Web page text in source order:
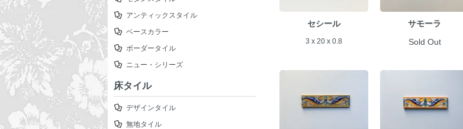
セシール
3 x 20 x 0.8
サモーラ
Sold Out
アンティックスタイル
ベースカラー
ボーダータイル
ニュー・シリーズ
床タイル
デザインタイル
無地タイル